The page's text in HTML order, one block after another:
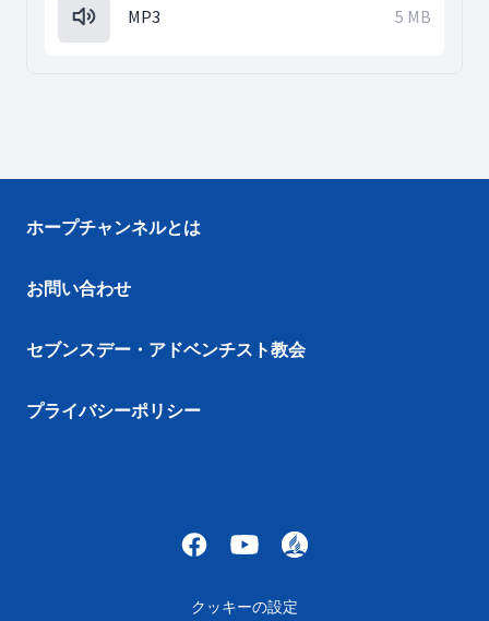
MP3 5 MB
ホープチャンネルとは
お問い合わせ
セブンスデー・アドベンチスト教会
プライバシーポリシー
クッキーの設定